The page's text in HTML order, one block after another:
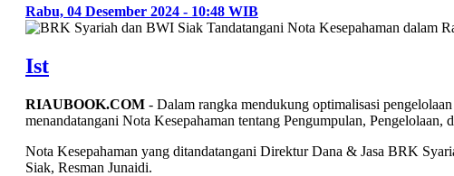
Rabu, 04 Desember 2024 - 10:48 WIB
Ist
RIAUBOOK.COM - Dalam rangka mendukung optimalisasi
menandatangani Nota Kesepahaman tentang Pengumpulan, Pengelolaan,
Nota Kesepahaman yang ditandatangani Direktur Dana & Jasa BRK
Siak, Resman Junaidi.